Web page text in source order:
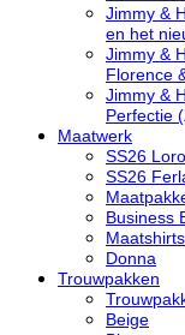
Jimmy &
en het
Jimmy &
Florence
Jimmy &
Perfectie
Maatwerk
SS26
SS26
Business
Maatshirts
Donna
Trouwpakken
Beige